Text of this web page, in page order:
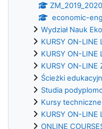
ZM_2019_2020
economic-
Wydział Nauk
KURSY ON-
KURSY ON-
KURSY ON-
Ścieżki
Studia
Kursy techniczne
KURSY ON-
ONLINE